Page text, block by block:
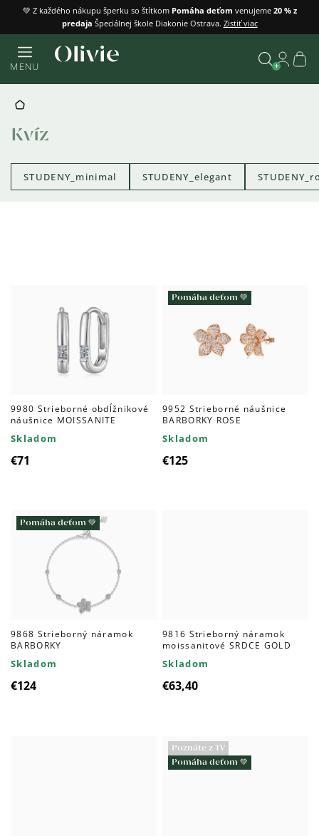
Prejsť
obsah
💚 Z každého nákupu šperku so štítkom Pomáha deťom venujeme 20 % z
predaja Špeciálnej škole Diakonie Ostrava. Zistiť viac
MENU
DOMOV
Kvíz
STUDENY_minimal STUDENY_elegant
9980 Strieborné obdĺžnikové
náušnice MOISSANITE
Skladom
€71
Pomáha deťom 💚
9952 Strieborné náušnice
BARBORKY ROSE
Skladom
€125
Pomáha deťom 💚
9868 Strieborný náramok
BARBORKY
Skladom
€124
9816 Strieborný náramok
moissanitové SRDCE GOLD
Skladom
€63,40
Poznáte z TV
Pomáha deťom 💚